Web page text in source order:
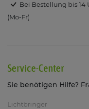
Bei Bestellung bis 14
(Mo-Fr)
Service-Center
Sie benötigen Hilfe?
Lichtbringer